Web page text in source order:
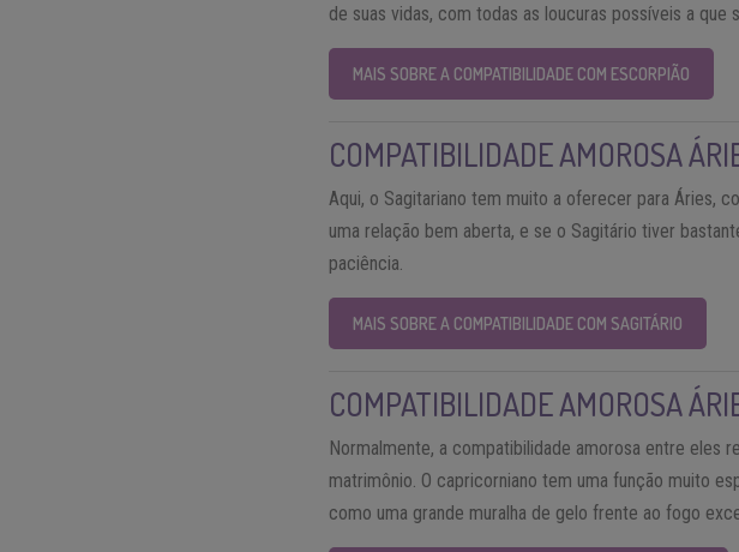
de suas vidas, com todas as loucuras possíveis a
MAIS SOBRE A COMPATIBILIDADE COM ESCORPIÃO
COMPATIBILIDADE AMOROSA
Aqui, o Sagitariano tem muito a oferecer para Áries,
uma relação bem aberta, e se o Sagitário tiver
paciência.
MAIS SOBRE A COMPATIBILIDADE COM SAGITÁRIO
COMPATIBILIDADE AMOROSA
Normalmente, a compatibilidade amorosa entre eles
matrimônio. O capricorniano tem uma função muito
como uma grande muralha de gelo frente ao fogo